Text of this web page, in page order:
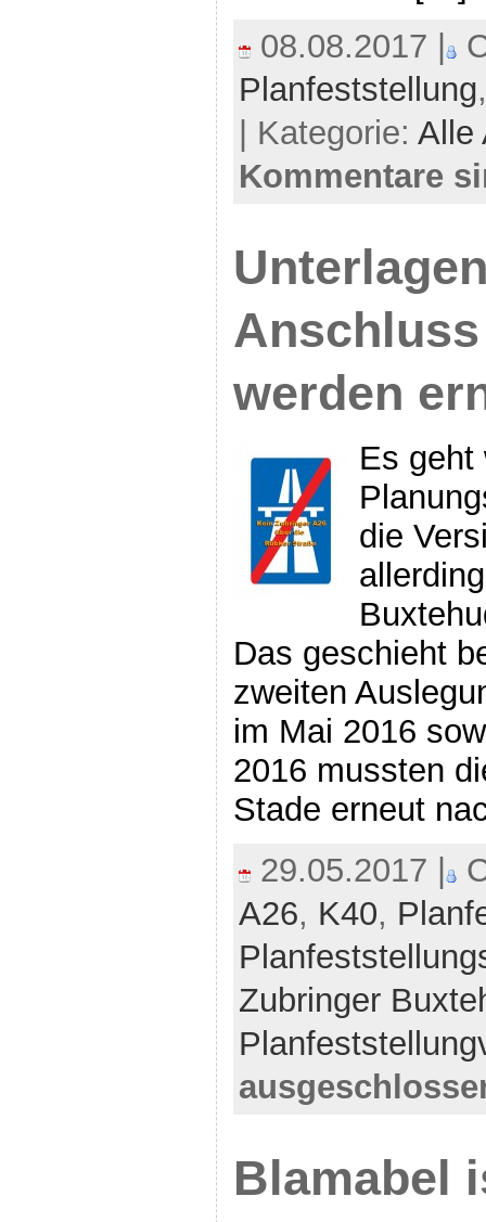
08.08.2017 |
Planfeststellung
| Kategorie: Alle
Kommentare
werden
Es geht
die
Das geschieht
zweiten
im Mai 2016
2016 mussten
Stade erneut
29.05.2017 |
A26, K40,
Zubringer
Blamabel